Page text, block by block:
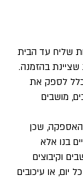
שליח עד הבית
בהזמנה.
כלל לספק את
מושבים
האספקה, שכן
בנו אלא
וקיבוצים
או עיכובים